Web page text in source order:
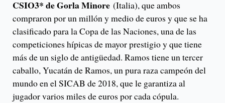
CSIO3* de Gorla Minore (Italia), que ambos
compraron por un millón y medio de euros y que se ha
clasificado para la Copa de las Naciones, una de las
competiciones hípicas de mayor prestigio y que tiene
más de un siglo de antigüedad. Ramos tiene un tercer
caballo, Yucatán de Ramos, un pura raza campeón del
mundo en el SICAB de 2018, que le garantiza al
jugador varios miles de euros por cada cópula.